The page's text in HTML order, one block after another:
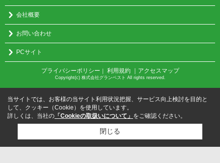
会社概要
お問い合わせ
PCサイト
プライバシーポリシー ｜ 利用規約 ｜アクセスマップ
Copyright(c) 株式会社グランベスト All rights reserved.
当サイトでは、お客様の当サイト利用状況把握、サービス向上検討を目的と
して、クッキー（Cookie）を使用しています。
詳しくは、当社の 「Cookieの取扱いについて」 をご確認ください。
閉じる